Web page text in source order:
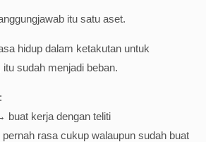
itu satu aset.
hidup dalam ketakutan untuk
sudah menjadi beban.
buat kerja dengan teliti
rasa cukup walaupun sudah buat